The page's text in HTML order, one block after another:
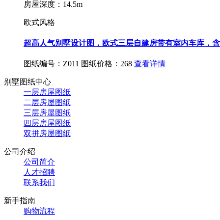
房屋深度：14.5m
欧式风格
超高人气别墅设计图，欧式三层自建房带有室内车库，
图纸编号：Z011 图纸价格：268 查看详情
别墅图纸中心
一层房屋图纸
二层房屋图纸
三层房屋图纸
四层房屋图纸
双拼房屋图纸
公司介绍
公司简介
人才招聘
联系我们
新手指南
购物流程